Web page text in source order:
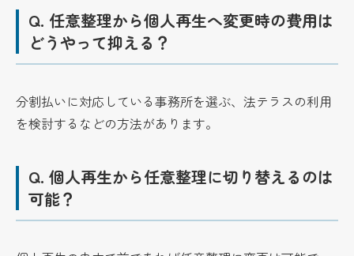
Q. 任意整理から個人再生へ変更時の費用は
どうやって抑える？
分割払いに対応している事務所を選ぶ、法テラスの利用
を検討するなどの方法があります。
Q. 個人再生から任意整理に切り替えるのは
可能？